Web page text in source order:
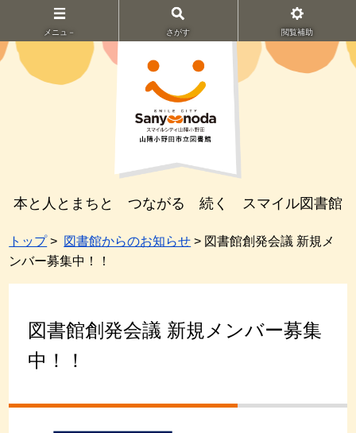
メニュ－ さがす 閲覧補助
本と人とまちと つながる 続く スマイル図書館
トップ> 図書館からのお知らせ > 図書館創発会議 新規メ
ンバー募集中！！
図書館創発会議 新規メンバー募集
中！！